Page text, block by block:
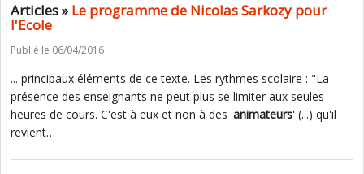
Articles »Le programme de Nicolas Sarkozy pour
l'Ecole
Publié le 06/04/2016
... principaux éléments de ce texte. Les rythmes scolaire : "La
présence des enseignants ne peut plus se limiter aux seules
heures de cours. C'est à eux et non à des 'animateurs' (...) qu'il
revient…